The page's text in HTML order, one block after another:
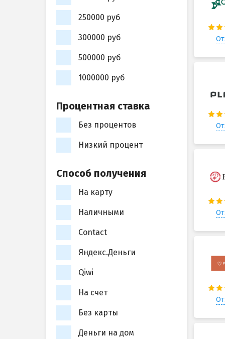
250000 руб
300000 руб
500000 руб
1000000 руб
Процентная ставка
Без процентов
Низкий процент
Способ получения
На карту
Наличными
Contact
Яндекс.Деньги
Qiwi
На счет
Без карты
Деньги на дом